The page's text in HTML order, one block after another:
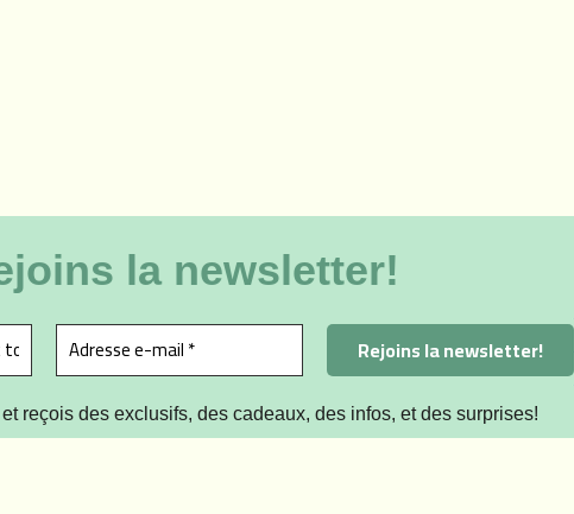
la newsletter!
reçois des exclusifs, des cadeaux, des infos, et des surprises!